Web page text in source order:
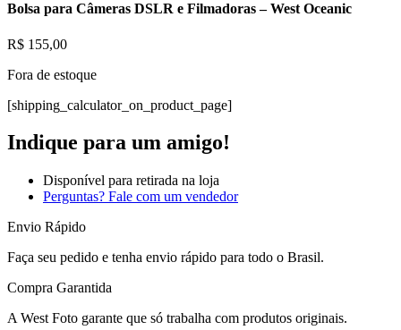
Bolsa para Câmeras DSLR e Filmadoras – West Oceanic
R$ 155,00
Fora de estoque
[shipping_calculator_on_product_page]
Indique para um amigo!
Disponível para retirada na loja
Perguntas? Fale com um vendedor
Envio Rápido
Faça seu pedido e tenha envio rápido para todo o Brasil.
Compra Garantida
A West Foto garante que só trabalha com produtos originais.